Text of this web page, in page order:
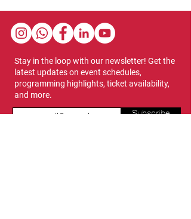
Stay in the loop with our newsletter! Get the
latest updates on event schedules,
programming highlights, ticket availability,
and more.
Subscribe